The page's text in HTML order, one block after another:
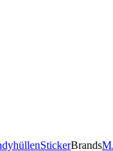
StickerBrands